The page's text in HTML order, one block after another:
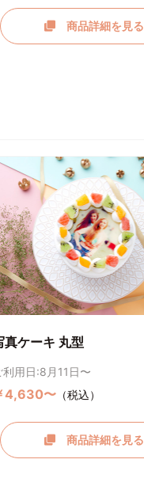
商品詳細を見る
真ケーキ 丸型
利用日:8月11日〜
4,630〜（税込）
商品詳細を見る